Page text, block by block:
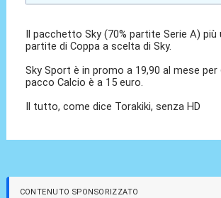
Il pacchetto Sky (70% partite Serie A) più
partite di Coppa a scelta di Sky.
Sky Sport è in promo a 19,90 al mese per
pacco Calcio è a 15 euro.
Il tutto, come dice Torakiki, senza HD
CONTENUTO SPONSORIZZATO